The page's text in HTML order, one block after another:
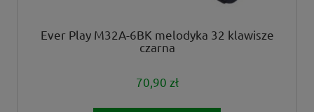
Ever Play M32A-6BK melodyka 32 klawisze
czarna
70,90 zł